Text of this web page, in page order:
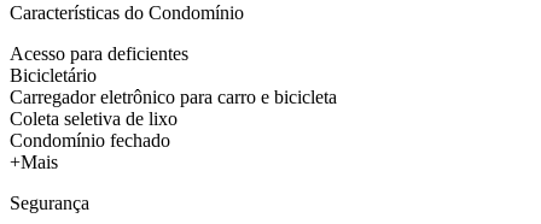
Características do Condomínio
Acesso para deficientes
Bicicletário
Carregador eletrônico para carro e bicicleta
Coleta seletiva de lixo
Condomínio fechado
+Mais
Segurança